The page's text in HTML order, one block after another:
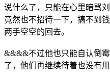
说什么了，只能在心里暗骂
竟然也不招待一下，搞不到
两手空空的回去。
&&&&不过他也只能自认倒
了，他们再继续待着也没有